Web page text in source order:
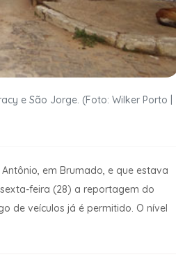
e São Jorge. (Foto: Wilker Porto |
em Brumado, e que estava
feira (28) a reportagem do
de veículos já é permitido. O nível